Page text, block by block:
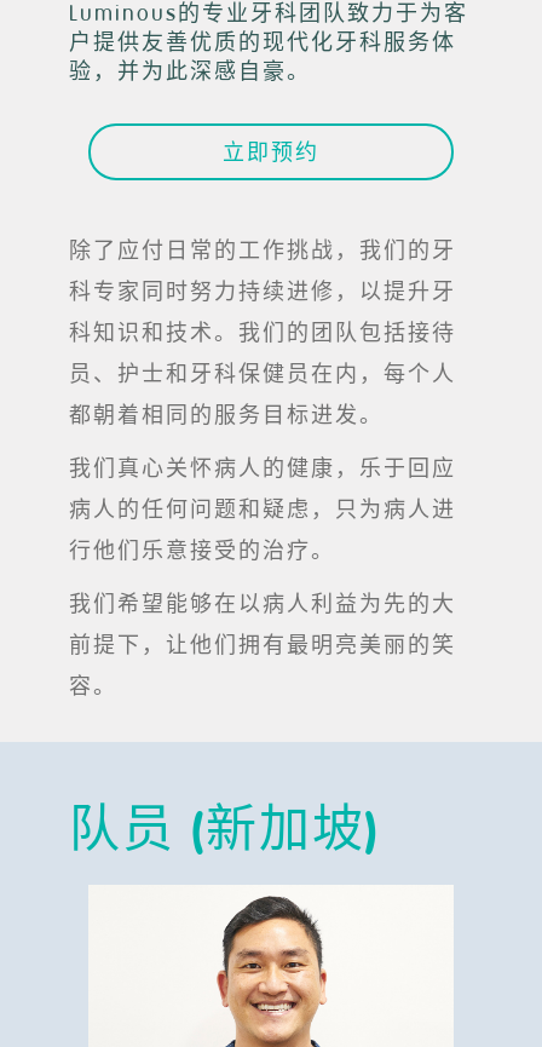
Luminous的专业牙科团队致力于为客
户提供友善优质的现代化牙科服务体
验，并为此深感自豪。
立即预约
除了应付日常的工作挑战，我们的牙
科专家同时努力持续进修，以提升牙
科知识和技术。我们的团队包括接待
员、护士和牙科保健员在内，每个人
都朝着相同的服务目标进发。
我们真心关怀病人的健康，乐于回应
病人的任何问题和疑虑，只为病人进
行他们乐意接受的治疗。
我们希望能够在以病人利益为先的大
前提下，让他们拥有最明亮美丽的笑
容。
队员 (新加坡)